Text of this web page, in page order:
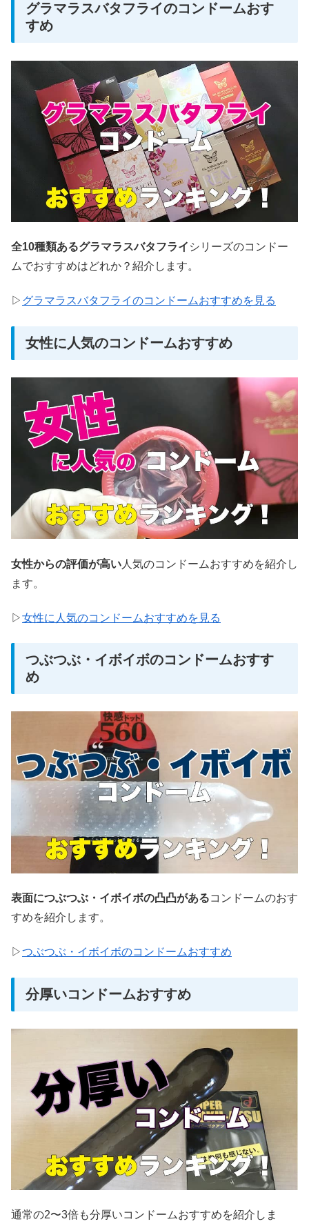
グラマラスバタフライのコンドームおす
すめ
全10種類あるグラマラスバタフライ シリーズのコンドー
ムでおすすめはどれか？紹介します。
▷ グラマラスバタフライのコンドームおすすめを見る
女性に人気のコンドームおすすめ
女性からの評価が高い 人気のコンドームおすすめを紹介し
ます。
▷女性に人気のコンドームおすすめを見る
つぶつぶ・イボイボのコンドームおすす
め
表面につぶつぶ・イボイボの凸凸があるコンドームのおす
すめを紹介します。
▷つぶつぶ・イボイボのコンドームおすすめ
分厚いコンドームおすすめ
通常の2〜3倍も分厚いコンドームおすすめを紹介しま